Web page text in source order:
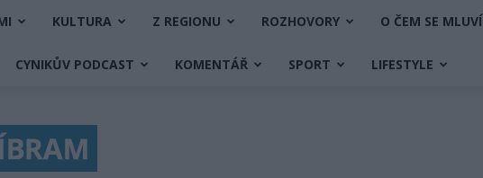
KULTURA Z REGIONU ROZHOVORY O ČEM SE MLUVÍ
CYNIKŮV PODCAST KOMENTÁŘ SPORT LIFESTYLE